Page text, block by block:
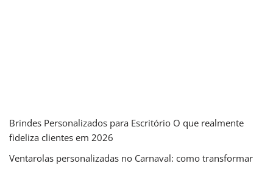
Brindes Personalizados para Escritório O que realmente
fideliza clientes em 2026
Ventarolas personalizadas no Carnaval: como transformar